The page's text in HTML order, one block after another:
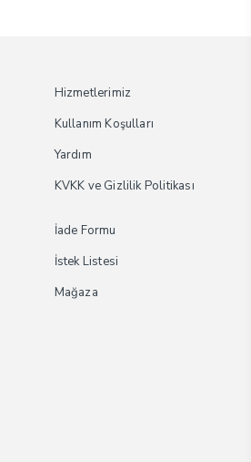
Hizmetlerimiz
Kullanım Koşulları
Yardım
KVKK ve Gizlilik Politikası
İade Formu
İstek Listesi
Mağaza